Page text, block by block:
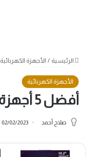
الرئيسية / الأجهزة الكهربائية
الأجهزة الكهربائية
أفضل 5 أجهزة لابتوب لعام 2023
صلاح أحمد 02/02/2023